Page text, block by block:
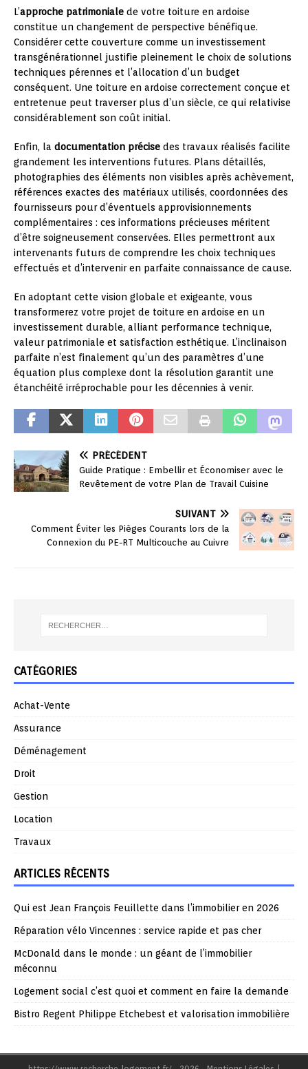
L’approche patrimoniale de votre toiture en ardoise
constitue un changement de perspective bénéfique.
Considérer cette couverture comme un investissement
transgénérationnel justifie pleinement le choix de solutions
techniques pérennes et l’allocation d’un budget
conséquent. Une toiture en ardoise correctement conçue et
entretenue peut traverser plus d’un siècle, ce qui relativise
considérablement son coût initial.
Enfin, la documentation précise des travaux réalisés facilite
grandement les interventions futures. Plans détaillés,
photographies des éléments non visibles après achèvement,
références exactes des matériaux utilisés, coordonnées des
fournisseurs pour d’éventuels approvisionnements
complémentaires : ces informations précieuses méritent
d’être soigneusement conservées. Elles permettront aux
intervenants futurs de comprendre les choix techniques
effectués et d’intervenir en parfaite connaissance de cause.
En adoptant cette vision globale et exigeante, vous
transformerez votre projet de toiture en ardoise en un
investissement durable, alliant performance technique,
valeur patrimoniale et satisfaction esthétique. L’inclinaison
parfaite n’est finalement qu’un des paramètres d’une
équation plus complexe dont la résolution garantit une
étanchéité irréprochable pour les décennies à venir.
PRÉCÉDENT
Guide Pratique : Embellir et Économiser avec le
Revêtement de votre Plan de Travail Cuisine
SUIVANT
Comment Éviter les Pièges Courants lors de la
Connexion du PE-RT Multicouche au Cuivre
CATÉGORIES
Achat-Vente
Assurance
Déménagement
Droit
Gestion
Location
Travaux
ARTICLES RÉCENTS
Qui est Jean François Feuillette dans l’immobilier en 2026
Réparation vélo Vincennes : service rapide et pas cher
McDonald dans le monde : un géant de l’immobilier
méconnu
Logement social c’est quoi et comment en faire la demande
Bistro Regent Philippe Etchebest et valorisation immobilière